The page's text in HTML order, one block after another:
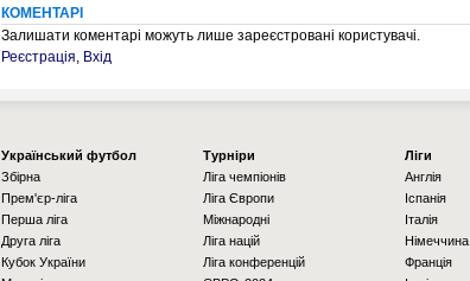
КОМЕНТАРІ
Залишати коментарі можуть лише зареєстровані користувачі.
Реєстрація, Вхід
Українcький футбол
Збірна
Прем'єр-ліга
Перша ліга
Друга ліга
Кубок України
Турніри
Ліга чемпіонів
Ліга Європи
Міжнародні
Ліга націй
Ліга конференцій
Ліги
Англія
Іспанія
Італія
Німеччина
Франція